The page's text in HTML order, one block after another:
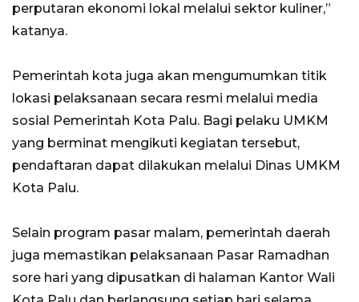
perputaran ekonomi lokal melalui sektor kuliner,”
katanya.
Pemerintah kota juga akan mengumumkan titik
lokasi pelaksanaan secara resmi melalui media
sosial Pemerintah Kota Palu. Bagi pelaku UMKM
yang berminat mengikuti kegiatan tersebut,
pendaftaran dapat dilakukan melalui Dinas UMKM
Kota Palu.
Selain program pasar malam, pemerintah daerah
juga memastikan pelaksanaan Pasar Ramadhan
sore hari yang dipusatkan di halaman Kantor Wali